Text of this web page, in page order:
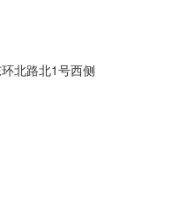
北路北1号西侧